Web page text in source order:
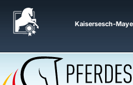
Kaisersesch-